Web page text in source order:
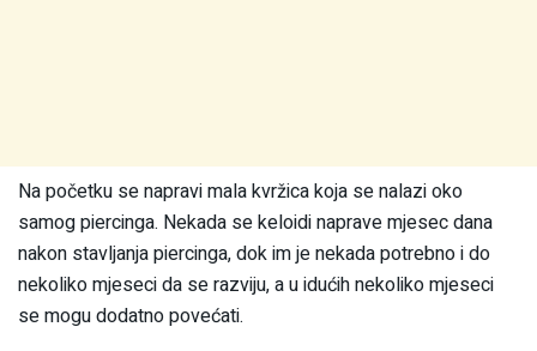
Na početku se napravi mala kvržica koja se nalazi oko
samog piercinga. Nekada se keloidi naprave mjesec dana
nakon stavljanja piercinga, dok im je nekada potrebno i do
nekoliko mjeseci da se razviju, a u idućih nekoliko mjeseci
se mogu dodatno povećati.